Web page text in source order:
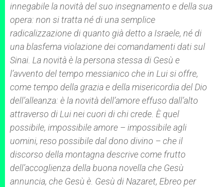
innegabile la novità del suo insegnamento e della sua
opera: non si tratta né di una semplice
radicalizzazione di quanto già detto a Israele, né di
una blasfema violazione dei comandamenti dati sul
Sinai. La novità è la persona stessa di Gesù e
l’avvento del tempo messianico che in Lui si offre,
come tempo della grazia e della misericordia del Dio
dell’alleanza: è la novità dell’amore effuso dall’alto
attraverso di Lui nei cuori di chi crede. È quel
possibile, impossibile amore – impossibile agli
uomini, reso possibile dal dono divino – che il
discorso della montagna descrive come frutto
dell’accoglienza della buona novella che Gesù
annuncia, che Gesù è. Gesù di Nazaret, Ebreo per